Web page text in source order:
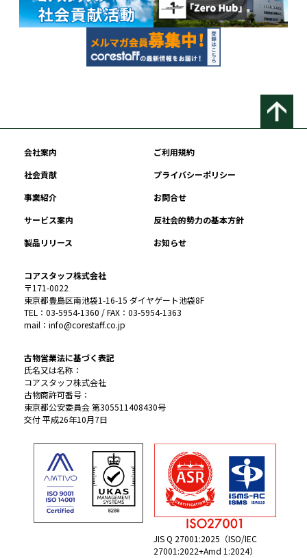
会社案内
ご利用規約
社会貢献
プライバシーポリシー
事業紹介
お問合せ
サービス案内
反社会的勢力の基本方針
製品リリース
お知らせ
コアスタッフ株式会社
〒171-0022
東京都豊島区南池袋1-16-15 ダイヤゲート池袋8F
TEL：03-5954-1360 / FAX：03-5954-1363
mail：info@corestaff.co.jp
古物営業法に基づく表記
氏名又は名称：
コアスタッフ株式会社
古物商許可番号：
東京都公安委員会 第305511408430号
交付 平成26年10月7日
JIS Q 27001:2025（ISO/IEC
27001:2022+Amd 1:2024）